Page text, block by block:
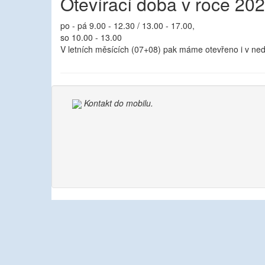
po - pá 9.00 - 12.30 / 13.00 - 17.00,
so 10.00 - 13.00
V letních měsících (07+08) pak máme otevřeno i v
Kontakt do mobilu.